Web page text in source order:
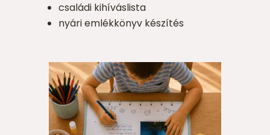
családi kihíváslista
nyári emlékkönyv készítés